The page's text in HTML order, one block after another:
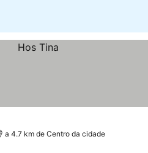
a 4.7 km de Centro da cidade